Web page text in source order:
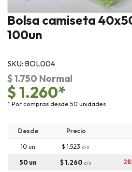
Bolsa camiseta
100un
SKU: BOL004
$ 1.750 Normal
$ 1.260*
* Por compras desde 50 unidades
Desde Precio
10 un
$ 1.523 c/u
50 un $ 1.260 c/u